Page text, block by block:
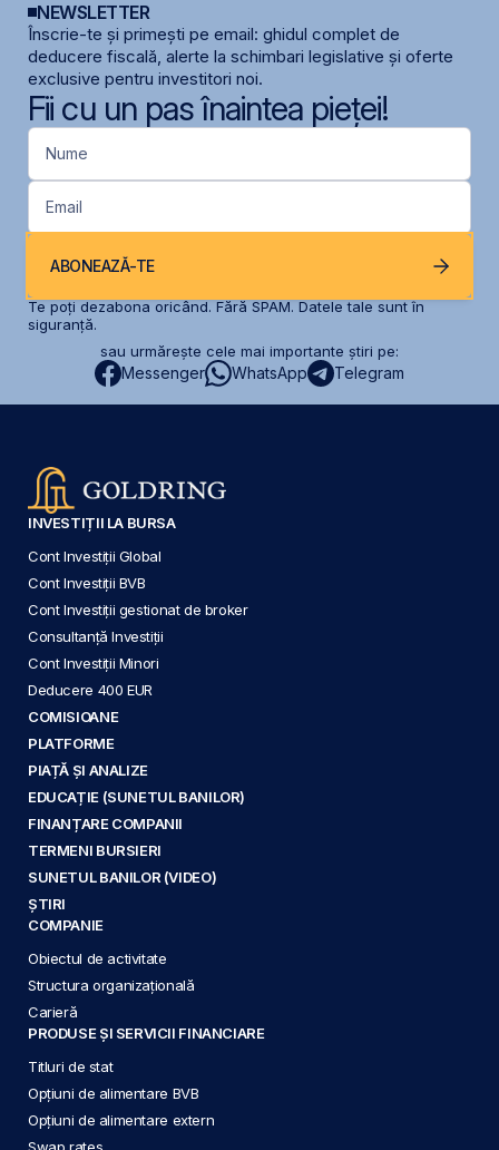
NEWSLETTER
Înscrie-te și primești pe email: ghidul complet de
deducere fiscală, alerte la schimbari legislative și oferte
exclusive pentru investitori noi.
Fii cu un pas înaintea pieței!
Nume
Email
ABONEAZĂ-TE
Te poți dezabona oricând. Fără SPAM. Datele tale sunt în
siguranță.
sau urmărește cele mai importante știri pe:
Messenger WhatsApp Telegram
INVESTIȚII LA BURSA
Cont Investiții Global
Cont Investiții BVB
Cont Investiții gestionat de broker
Consultanță Investiții
Cont Investiții Minori
Deducere 400 EUR
COMISIOANE
PLATFORME
PIAȚĂ ȘI ANALIZE
EDUCAȚIE (SUNETUL BANILOR)
FINANȚARE COMPANII
TERMENI BURSIERI
SUNETUL BANILOR (VIDEO)
ȘTIRI
COMPANIE
Obiectul de activitate
Structura organizațională
Carieră
PRODUSE ȘI SERVICII FINANCIARE
Titluri de stat
Opțiuni de alimentare BVB
Opțiuni de alimentare extern
Swap rates